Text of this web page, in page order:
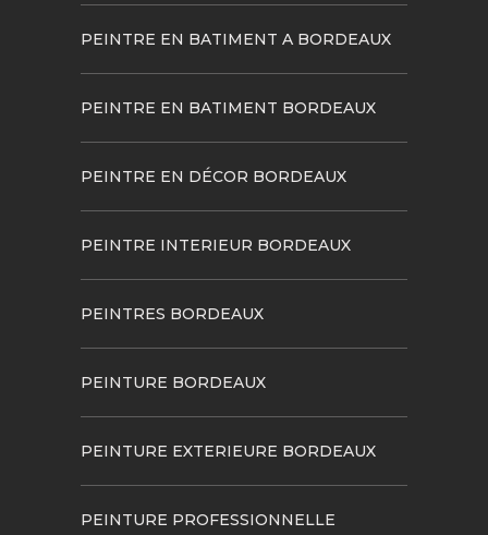
PEINTRE EN BATIMENT A BORDEAUX
PEINTRE EN BATIMENT BORDEAUX
PEINTRE EN DÉCOR BORDEAUX
PEINTRE INTERIEUR BORDEAUX
PEINTRES BORDEAUX
PEINTURE BORDEAUX
PEINTURE EXTERIEURE BORDEAUX
PEINTURE PROFESSIONNELLE